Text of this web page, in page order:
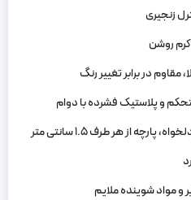
زنجیری
روشن
مقاوم در برابر تغییر رنگ
و پلاستیک فشرده با دوام
قابل سفارش در سایز دلخواه، پارچه از هر طرف ۱.۵ سانتی ‌متر
و مواد شوینده ملایم